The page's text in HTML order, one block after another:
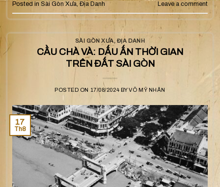
Posted in Sài Gòn Xưa, Địa Danh Leave a comment
SÀI GÒN XƯA, ĐỊA DANH
CẦU CHÀ VÀ: DẤU ẤN THỜI GIAN
TRÊN ĐẤT SÀI GÒN
POSTED ON 17/08/2024 BYVÕ MỸ NHÂN
17
Th8